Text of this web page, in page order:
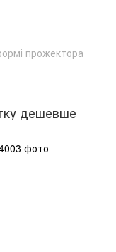
прожектора
дешевше